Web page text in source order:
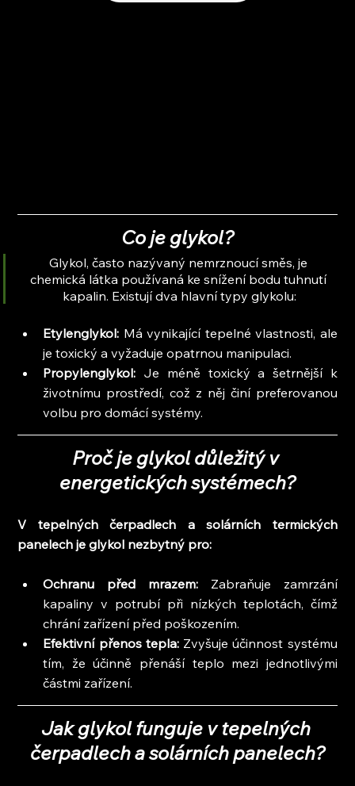
Co je glykol?
Glykol, často nazývaný nemrznoucí směs, je
chemická látka používaná ke snížení bodu tuhnutí
kapalin. Existují dva hlavní typy glykolu:
Etylenglykol: Má vynikající tepelné vlastnosti, ale
je toxický a vyžaduje opatrnou manipulaci.
Propylenglykol: Je méně toxický a šetrnější k
životnímu prostředí, což z něj činí preferovanou
volbu pro domácí systémy.
Proč je glykol důležitý v
energetických systémech?
V tepelných čerpadlech a solárních termických
panelech je glykol nezbytný pro:
Ochranu před mrazem: Zabraňuje zamrzání
kapaliny v potrubí při nízkých teplotách, čímž
chrání zařízení před poškozením.
Efektivní přenos tepla: Zvyšuje účinnost systému
tím, že účinně přenáší teplo mezi jednotlivými
částmi zařízení.
Jak glykol funguje v tepelných
čerpadlech a solárních panelech?